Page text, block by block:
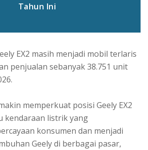
Tahun Ini
EX2 masih menjadi mobil terlaris
penjualan sebanyak 38.751 unit
memperkuat posisi Geely EX2
kendaraan listrik yang
konsumen dan menjadi
Geely di berbagai pasar,